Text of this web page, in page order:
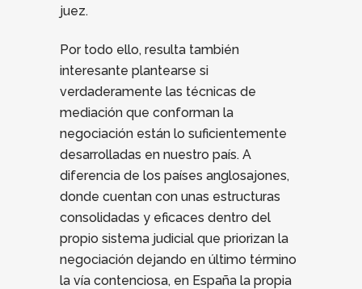
juez.
Por todo ello, resulta también
interesante plantearse si
verdaderamente las técnicas de
mediación que conforman la
negociación están lo suficientemente
desarrolladas en nuestro país. A
diferencia de los países anglosajones,
donde cuentan con unas estructuras
consolidadas y eficaces dentro del
propio sistema judicial que priorizan la
negociación dejando en último término
la vía contenciosa, en España la propia